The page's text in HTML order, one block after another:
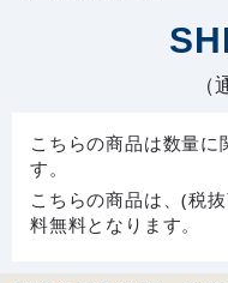
こちらの商品は数量に
す。
こちらの商品は、(税
料無料となります。